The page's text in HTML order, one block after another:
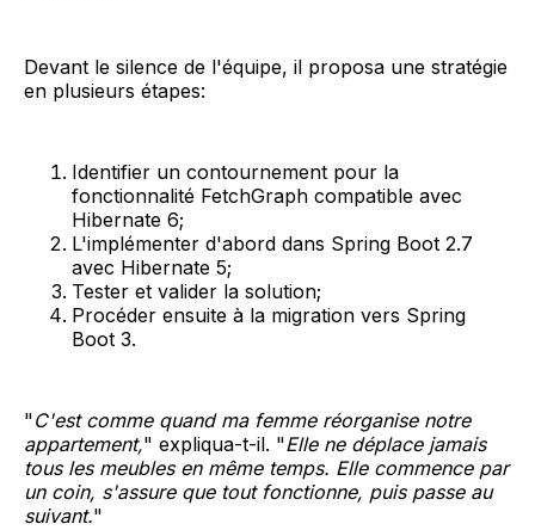
Devant le silence de l'équipe, il proposa une stratégie
en plusieurs étapes:
Identifier un contournement pour la
fonctionnalité FetchGraph compatible avec
Hibernate 6;
L'implémenter d'abord dans Spring Boot 2.7
avec Hibernate 5;
Tester et valider la solution;
Procéder ensuite à la migration vers Spring
Boot 3.
"C'est comme quand ma femme réorganise notre
appartement," expliqua-t-il. "Elle ne déplace jamais
tous les meubles en même temps. Elle commence par
un coin, s'assure que tout fonctionne, puis passe au
suivant."